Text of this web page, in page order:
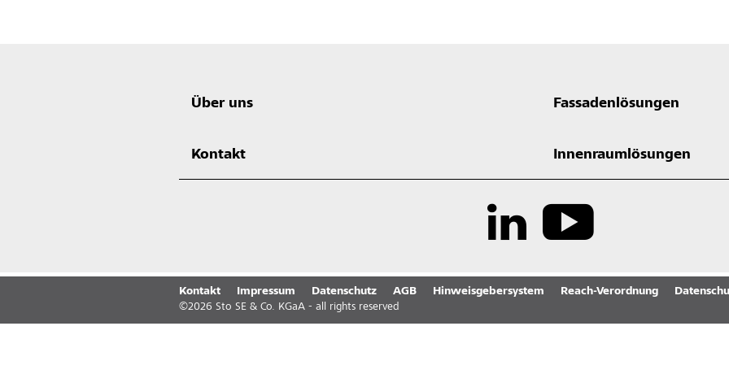
Über uns Fassadenlösungen
Kontakt Innenraumlösungen
Kontakt Impressum Datenschutz AGB Hinweisgebersystem Reach-Verordnung
©2026 Sto SE & Co. KGaA - all rights reserved